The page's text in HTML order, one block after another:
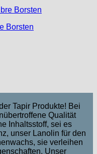
Borsten
Tapir Produkte! Bei
Qualität
Inhaltsstoff, sei es
unser Lanolin für den
sie verleihen
Unser